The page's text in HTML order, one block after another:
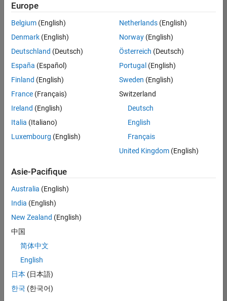
correspondant
à vos
critères
de
recherche.
Vous
pouvez
élargir
votre
recherche
ou
afficher
l’ensemble
d'emploi.
malgré
tout
vous
trouvez
pas
d'offre
corresponde
à vos
Europe
Belgium (English)
Denmark (English)
Deutschland (Deutsch)
España (Español)
Finland (English)
France (Français)
Ireland (English)
Italia (Italiano)
Luxembourg (English)
Netherlands(English)
Norway(English)
Österreich (Deutsch)
Portugal (English)
Sweden (English)
Switzerland
Deutsch
English
Français
United Kingdom(English)
Asie-Pacifique
Australia (English)
India (English)
New Zealand (English)
中国
简体中文
English
日本 (日本語)
한국 (한국어)